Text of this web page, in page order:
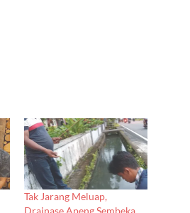
Tak Jarang Meluap,
Drainase Apeng Sembeka